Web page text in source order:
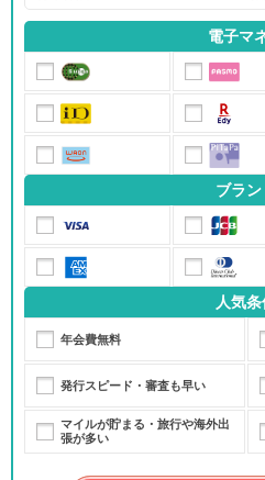
電子マ
ブラン
人気
年会費無料
発行スピード・審査も早い
マイルが貯まる・旅行や海外出
張が多い